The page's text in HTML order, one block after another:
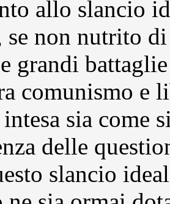
allo slancio
se non nutrito
grandi
comunismo e
sia come
delle
slancio